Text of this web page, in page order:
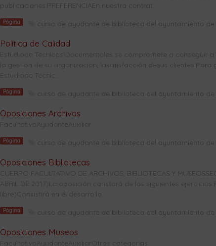
publicaciones.PREFERENCIAEn nuestra contrat...
Página curso de ayudante de biblioteca del ayuntamiento
Política de Calidad
Estudiode Técnicas Documentales se compromete a conseguir
la gestión de su organización, lasatisfacción desus clientes.Para
Estudiode Técnic...
Página curso de ayudante de biblioteca del ayuntamiento
Oposiciones Archivos
FacultativoAyudanteAuxiliar
Página curso de ayudante de biblioteca del ayuntamiento
Oposiciones Bibliotecas
CUERPO FACULTATIVO DE ARCHIVOS, BIBLIOTECAS Y
ABRIL DE 2017)La oposición constará de los siguientes
libre)Consistirá en el desarrollo...
Página curso de ayudante de biblioteca del ayuntamiento
Oposiciones Museos
FacultativoAyudanteAuxiliarOtras categorías